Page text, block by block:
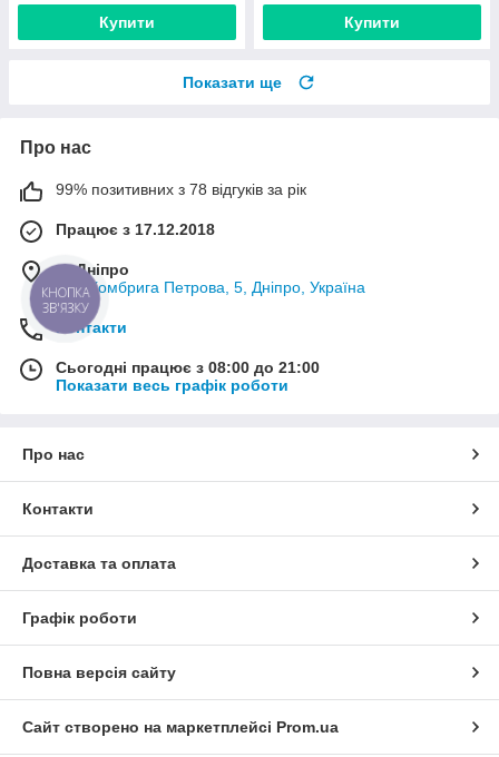
Купити Купити
Показати ще
Про нас
99% позитивних з 78 відгуків за рік
Працює з 17.12.2018
м. Дніпро
вул. Комбрига Петрова, 5, Дніпро, Україна
Контакти
Сьогодні працює з 08:00 до 21:00
Показати весь графік роботи
Про нас
Контакти
Доставка та оплата
Графік роботи
Повна версія сайту
Сайт створено на маркетплейсі Prom.ua
КНОПКА
ЗВ'ЯЗКУ